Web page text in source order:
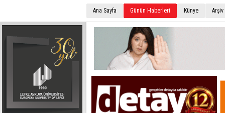
Ana Sayfa Günün Haberleri Künye Arşiv